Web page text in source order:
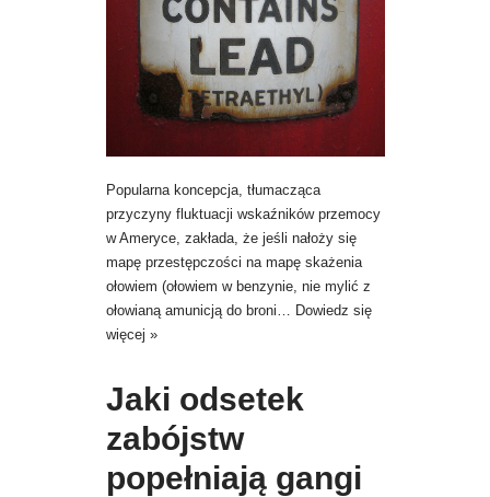
Popularna koncepcja, tłumacząca
przyczyny fluktuacji wskaźników przemocy
w Ameryce, zakłada, że jeśli nałoży się
mapę przestępczości na mapę skażenia
ołowiem (ołowiem w benzynie, nie mylić z
ołowianą amunicją do broni…
Dowiedz się
więcej »
Jaki odsetek
zabójstw
popełniają gangi